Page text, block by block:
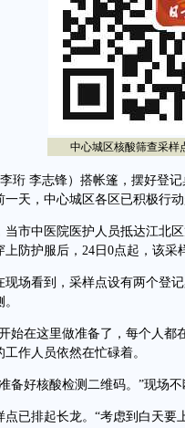
中心城区核酸筛查采样
李志锋）搭帐篷，摆好登
一天，中心城区各区已积极行
市中医院医护人员抵达江北区
防护服后，24日0点起，该采
看到，采样点设有两个登记
在这里做准备了，每个人都
作人员依然在忙碌着。
好核酸检测二维码。”现场不
排起长龙。“考虑到白天要